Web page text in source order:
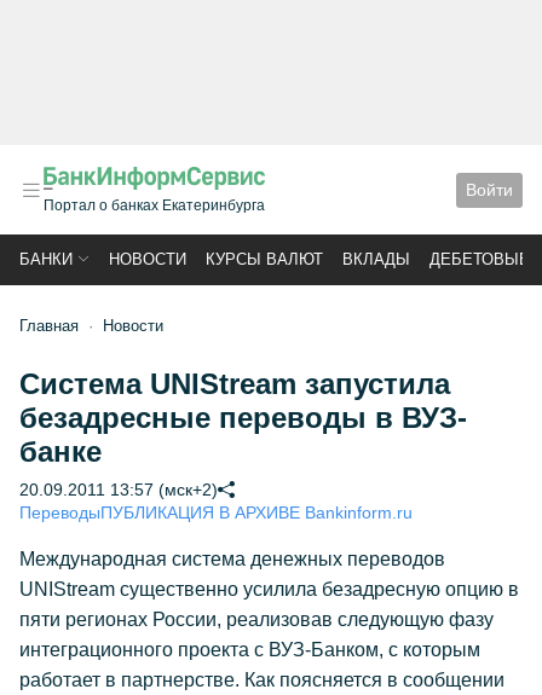
Портал о банках Екатеринбурга
Войти
БАНКИ НОВОСТИ КУРСЫ ВАЛЮТ ВКЛАДЫ ДЕБЕТОВЫЕ
Главная Новости
Система UNIStream запустила
безадресные переводы в ВУЗ-
банке
20.09.2011 13:57 (мск+2)
ПереводыПУБЛИКАЦИЯ В АРХИВЕ Bankinform.ru
Международная система денежных переводов
UNIStream существенно усилила безадресную опцию в
пяти регионах России, реализовав следующую фазу
интеграционного проекта с ВУЗ-Банком, с которым
работает в партнерстве. Как поясняется в сообщении